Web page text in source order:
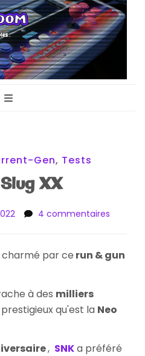
Show
Gen, Tests
XX
4 commentaires
Slug
XX
charmé par ce run & gun
à des milliers
qu'est la Neo
, SNKa préféré